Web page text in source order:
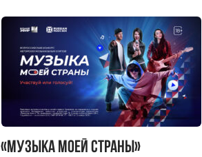
«Музыка моей страны»